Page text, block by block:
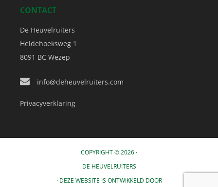
CONTACT
De Heuvelruiters
Heidehoeksweg 1
8091 BC Wezep
info@deheuvelruiters.com
Privacyverklaring
COPYRIGHT © 2026 ·
DE HEUVELRUITERS
· DEZE WEBSITE IS ONTWIKKELD DOOR